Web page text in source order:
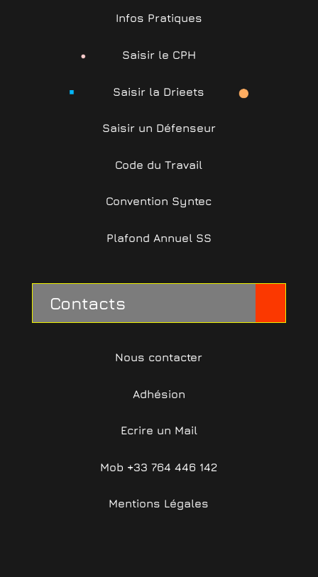
Infos Pratiques
Saisir le CPH
Saisir la Drieets
Saisir un Défenseur
Code du Travail
Convention Syntec
Plafond Annuel SS
Contacts
Nous contacter
Adhésion
Ecrire un Mail
Mob +33 764 446 142
Mentions Légales